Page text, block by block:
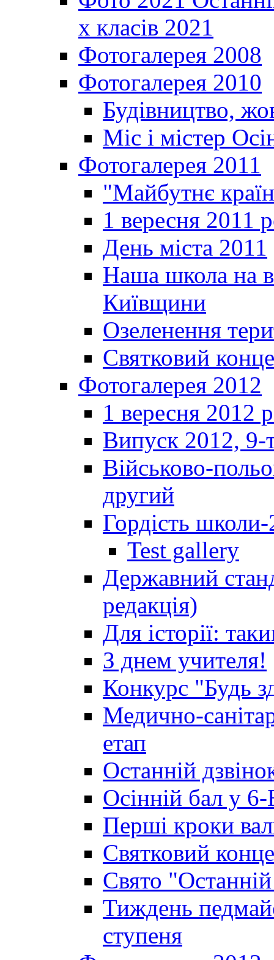
х класів 2021
Фотогалерея 2008
Фотогалерея 2010
Будівництво,
Міс і містер
Фотогалерея 2011
"Майбутнє
1 вересня 2011
День міста 2011
Наша школа на
Київщини
Озеленення
Святковий
Фотогалерея 2012
1 вересня 2012
Випуск 2012, 9-
Військово-
другий
Гордість
Test gallery
Державний
редакція)
Для історії:
З днем учителя!
Конкурс "Будь
Медично-
етап
Останній
Осінній бал у 6-
Перші кроки
Святковий
Свято
Тиждень
ступеня